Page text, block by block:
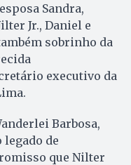
Sandra,
Jr., Daniel e
sobrinho da
executivo da
Barbosa,
legado de
que Nilter